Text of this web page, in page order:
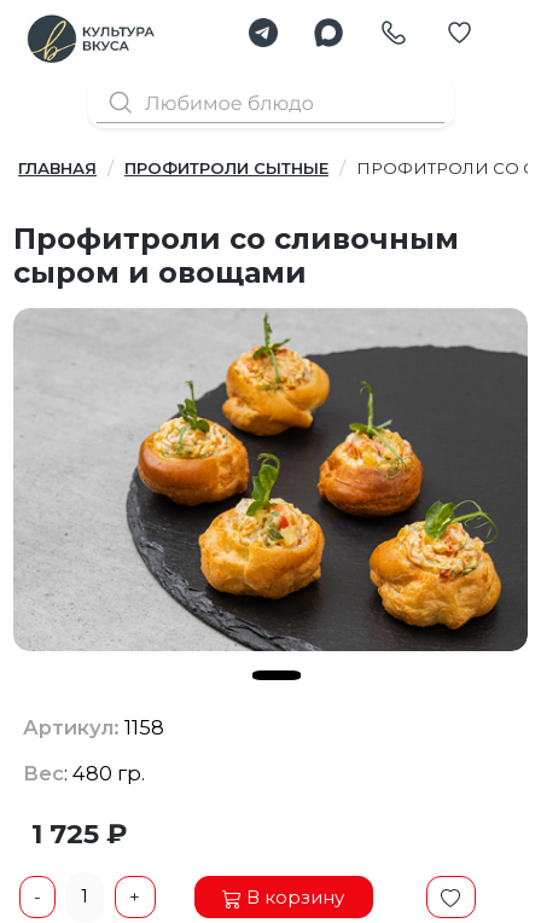
ГЛАВНАЯ ПРОФИТРОЛИ СЫТНЫЕ ПРОФИТРОЛИ СО
Профитроли со сливочным
сыром и овощами
Артикул: 1158
Вес: 480 гр.
1 725 ₽
- 1 + В корзину